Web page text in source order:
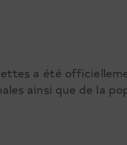
a été
ainsi que de la